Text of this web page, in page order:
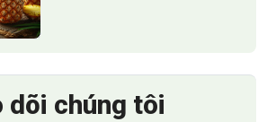
dõi chúng tôi